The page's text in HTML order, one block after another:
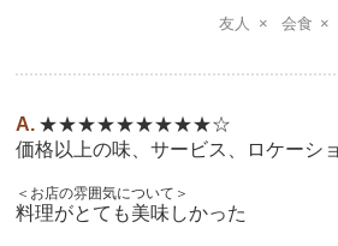
友人
会食
★★★★★★★★★☆
価格以上の味、サービス、ロケーシ
＜お店の雰囲気について＞
料理がとても美味しかった